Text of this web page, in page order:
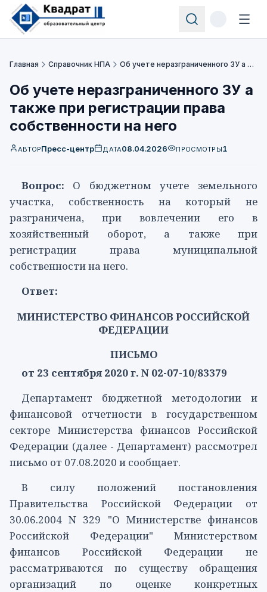
Главная Справочник НПА Об учете неразграниченного ЗУ а также при регистрации права собственности на него
Об учете неразграниченного ЗУ а
также при регистрации права
собственности на него
АВТОРПресс-центр ДАТА08.04.2026 ПРОСМОТРЫ1
Вопрос: О бюджетном учете земельного
участка, собственность на который не
разграничена, при вовлечении его в
хозяйственный оборот, а также при
регистрации права муниципальной
собственности на него.
Ответ:
МИНИСТЕРСТВО ФИНАНСОВ РОССИЙСКОЙ
ФЕДЕРАЦИИ
ПИСЬМО
от 23 сентября 2020 г. N 02-07-10/83379
Департамент бюджетной методологии и
финансовой отчетности в государственном
секторе Министерства финансов Российской
Федерации (далее - Департамент) рассмотрел
письмо от 07.08.2020 и сообщает.
В силу положений постановления
Правительства Российской Федерации от
30.06.2004 N 329 "О Министерстве финансов
Российской Федерации" Министерством
финансов Российской Федерации не
рассматриваются по существу обращения
организаций по оценке конкретных